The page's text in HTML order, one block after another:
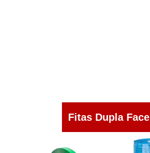
Fitas Dupla Face